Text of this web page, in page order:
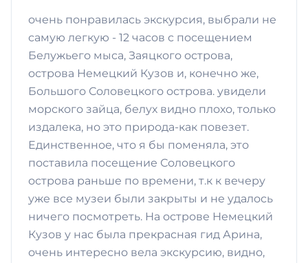
очень понравилась экскурсия, выбрали не
самую легкую - 12 часов с посещением
Белужьего мыса, Заяцкого острова,
острова Немецкий Кузов и, конечно же,
Большого Соловецкого острова. увидели
морского зайца, белух видно плохо, только
издалека, но это природа-как повезет.
Единственное, что я бы поменяла, это
поставила посещение Соловецкого
острова раньше по времени, т.к к вечеру
уже все музеи были закрыты и не удалось
ничего посмотреть. На острове Немецкий
Кузов у нас была прекрасная гид Арина,
очень интересно вела экскурсию, видно,